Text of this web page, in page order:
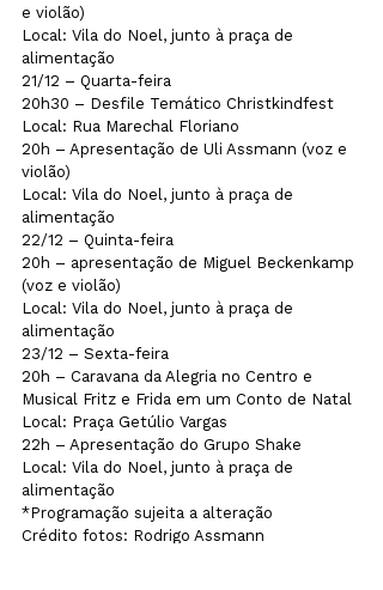
e violão)
Local: Vila do Noel, junto à praça de
alimentação
21/12 – Quarta-feira
20h30 – Desfile Temático Christkindfest
Local: Rua Marechal Floriano
20h – Apresentação de Uli Assmann (voz e
violão)
Local: Vila do Noel, junto à praça de
alimentação
22/12 – Quinta-feira
20h – apresentação de Miguel Beckenkamp
(voz e violão)
Local: Vila do Noel, junto à praça de
alimentação
23/12 – Sexta-feira
20h – Caravana da Alegria no Centro e
Musical Fritz e Frida em um Conto de Natal
Local: Praça Getúlio Vargas
22h – Apresentação do Grupo Shake
Local: Vila do Noel, junto à praça de
alimentação
*Programação sujeita a alteração
Crédito fotos: Rodrigo Assmann